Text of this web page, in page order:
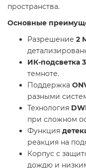
пространства.
Основные
Разрешение 2
ИК-подсветка
темноте.
Поддержка
разными
Технология
при сложном
Функция
реакция на
Корпус с
дождю и